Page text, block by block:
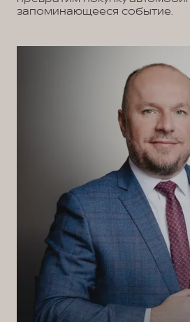
запоминающееся событие.